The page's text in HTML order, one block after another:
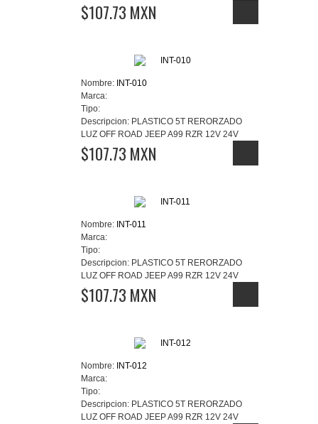
$107.73 MXN
Nombre: INT-010
Marca:
Tipo:
Descripcion: PLASTICO 5T RERORZADO
LUZ OFF ROAD JEEP A99 RZR 12V 24V
$107.73 MXN
Nombre: INT-011
Marca:
Tipo:
Descripcion: PLASTICO 5T RERORZADO
LUZ OFF ROAD JEEP A99 RZR 12V 24V
$107.73 MXN
Nombre: INT-012
Marca:
Tipo:
Descripcion: PLASTICO 5T RERORZADO
LUZ OFF ROAD JEEP A99 RZR 12V 24V